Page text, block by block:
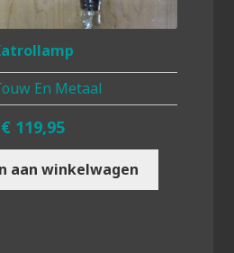
En Metaal
€ 119,95
aan winkelwagen